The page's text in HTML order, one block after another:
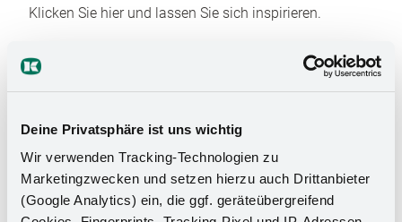
Deine Privatsphäre ist uns wichtig
Wir verwenden Tracking-Technologien zu
Marketingzwecken und setzen hierzu auch Drittanbieter
(Google Analytics) ein, die ggf. geräteübergreifend
Klicken Sie hier und lassen Sie sich inspirieren.
Das Stauraumwunder für Ihr